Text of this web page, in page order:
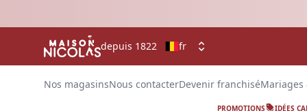
depuis 1822 fr
Nos magasinsNous contacterDevenir franchiséMariages
PROMOTIONS IDÉES